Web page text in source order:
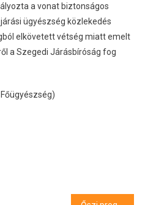
a vonat biztonságos
ügyészség közlekedés
elkövetett vétség miatt emelt
a Szegedi Járásbíróság fog